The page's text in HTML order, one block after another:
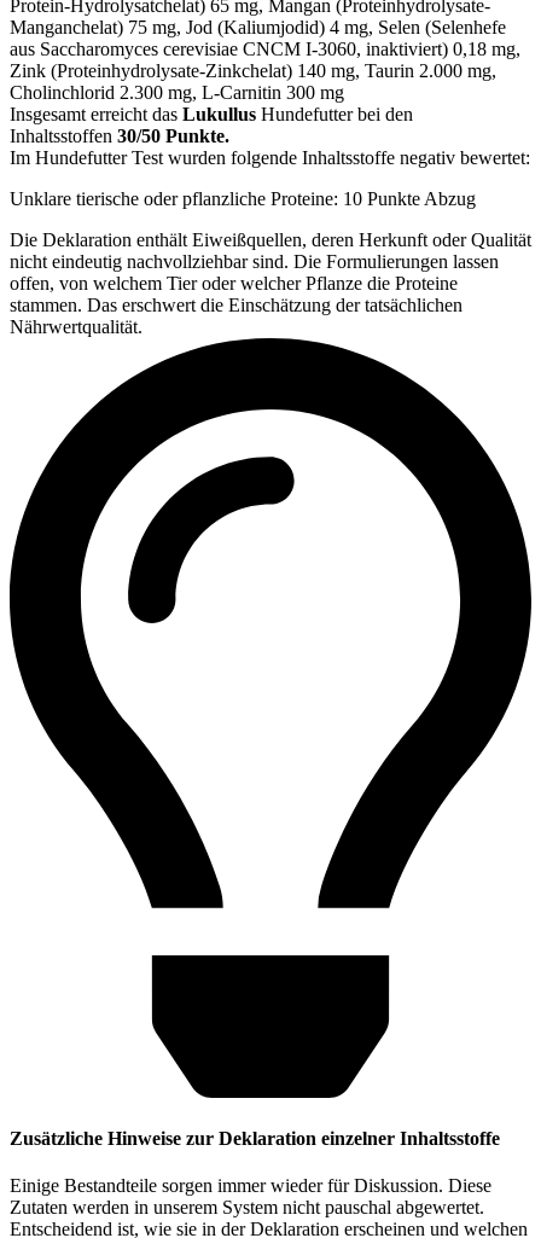
Protein-Hydrolysatchelat) 65 mg, Mangan (Proteinhydrolysate-
Manganchelat) 75 mg, Jod (Kaliumjodid) 4 mg, Selen (Selenhefe
aus Saccharomyces cerevisiae CNCM I-3060, inaktiviert) 0,18 mg,
Zink (Proteinhydrolysate-Zinkchelat) 140 mg, Taurin 2.000 mg,
Cholinchlorid 2.300 mg, L-Carnitin 300 mg
Insgesamt erreicht das Lukullus Hundefutter bei den
Inhaltsstoffen 30/50 Punkte.
Im Hundefutter Test wurden folgende Inhaltsstoffe negativ bewertet:
Unklare tierische oder pflanzliche Proteine: 10 Punkte Abzug
Die Deklaration enthält Eiweißquellen, deren Herkunft oder Qualität
nicht eindeutig nachvollziehbar sind. Die Formulierungen lassen
offen, von welchem Tier oder welcher Pflanze die Proteine
stammen. Das erschwert die Einschätzung der tatsächlichen
Nährwertqualität.
Zusätzliche Hinweise zur Deklaration einzelner Inhaltsstoffe
Einige Bestandteile sorgen immer wieder für Diskussion. Diese
Zutaten werden in unserem System nicht pauschal abgewertet.
Entscheidend ist, wie sie in der Deklaration erscheinen und welchen